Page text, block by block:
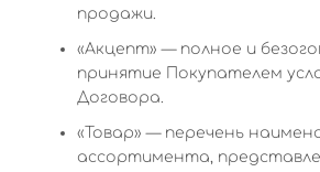
продажи.
«Акцепт» — полное и
принятие Покупателем
Договора.
«Товар» — перечень
ассортимента,